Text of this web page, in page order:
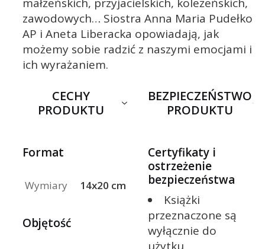
zawodowych… Siostra Anna Maria Pudełko
AP i Aneta Liberacka opowiadają, jak
możemy sobie radzić z naszymi emocjami i
ich wyrażaniem.
CECHY
PRODUKTU
Format
Wymiary 14x20 cm
Objętość
BEZPIECZEŃSTWO
PRODUKTU
Certyfikaty i
ostrzeżenie
bezpieczeństwa
Książki
przeznaczone są
wyłącznie do